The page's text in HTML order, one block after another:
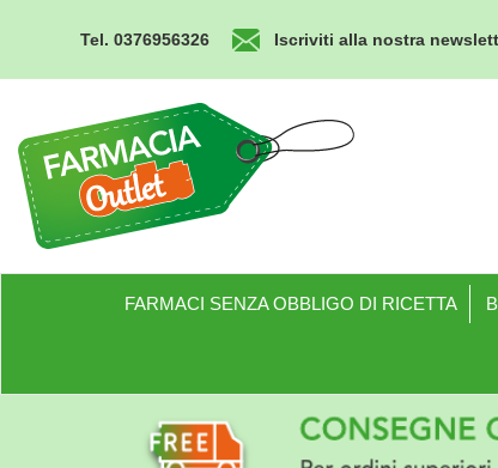
principale
Tel. 0376956326 Iscriviti alla nostra
Outlet
FARMACI SENZA OBBLIGO DI RICETTA